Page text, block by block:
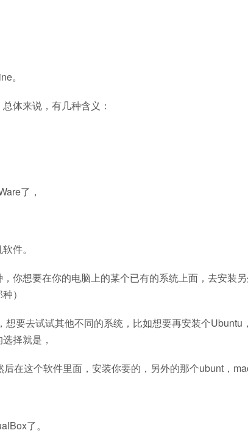
。
体来说，有几种含义：
了，
件。
你想要在你的电脑上的某个已有的系统上面，去安装
）
要去试试其他不同的系统，比如想要再安装个
择就是，
在这个软件里面，安装你要的，另外的那个ubunt，
了。